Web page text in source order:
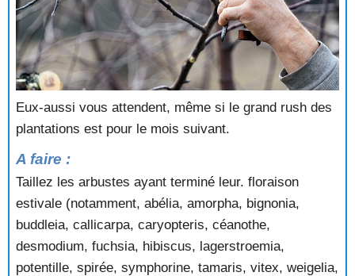
Eux-aussi vous attendent, même si le grand rush des
plantations est pour le mois suivant.
A faire :
Taillez les arbustes ayant terminé leur. floraison
estivale (notamment, abélia, amorpha, bignonia,
buddleia, callicarpa, caryopteris, céanothe,
desmodium, fuchsia, hibiscus, lagerstroemia,
potentille, spirée, symphorine, tamaris, vitex, weigelia,